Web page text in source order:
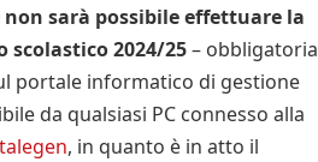
sarà possibile effettuare la
scolastico 2024/25– obbligatoria
portale informatico di gestione
da qualsiasi PC connesso alla
, in quanto è in atto il